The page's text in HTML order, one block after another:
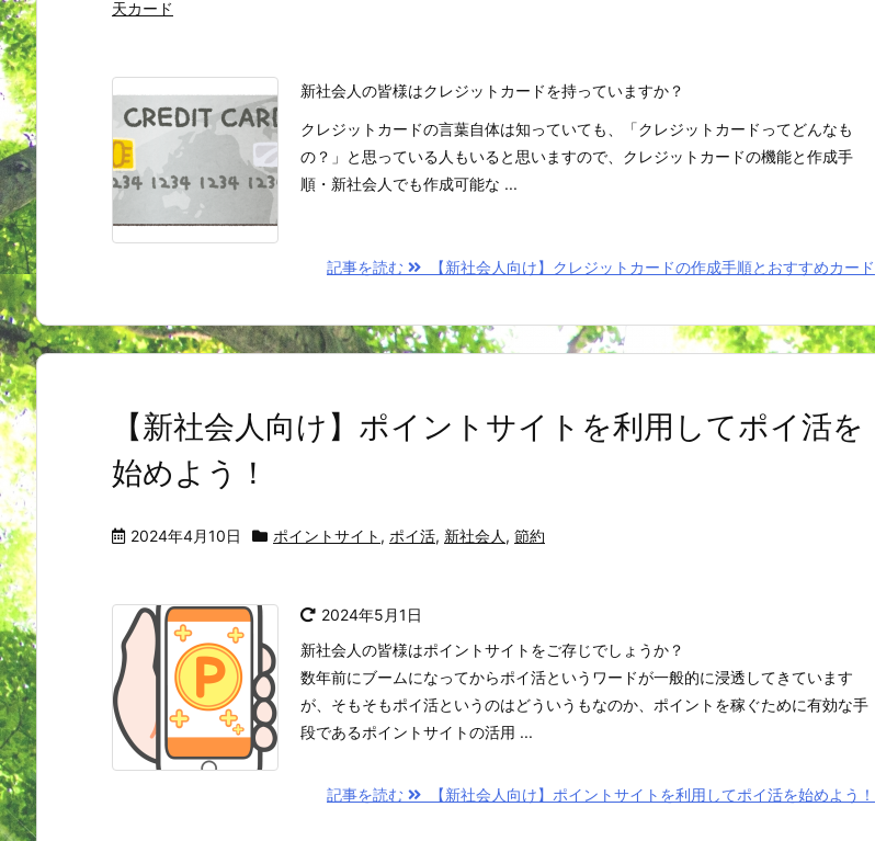
天カード
新社会人の皆様はクレジットカードを持っていますか？
クレジットカードの言葉自体は知っていても、「クレジットカードってどんなも
の？」と思っている人もいると思いますので、クレジットカードの機能と作成手
順・新社会人でも作成可能な ...
記事を読む 【新社会人向け】クレジットカードの作成手順とおすすめカード
【新社会人向け】ポイントサイトを利用してポイ活を
始めよう！
2024年4月10日 ポイントサイト , ポイ活, 新社会人 , 節約
2024年5月1日
新社会人の皆様はポイントサイトをご存じでしょうか？
数年前にブームになってからポイ活というワードが一般的に浸透してきています
が、そもそもポイ活というのはどういうもなのか、ポイントを稼ぐために有効な手
段であるポイントサイトの活用 ...
記事を読む 【新社会人向け】ポイントサイトを利用してポイ活を始めよう！